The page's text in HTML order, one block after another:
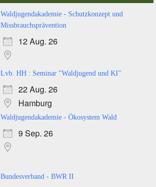
Waldjugendakademie - Schutzkonzept und
Missbrauchsprävention
12 Aug. 26
Lvb. HH : Seminar "Waldjugend und KI"
22 Aug. 26
Hamburg
Waldjugendakademie - Ökosystem Wald
9 Sep. 26
Bundesverband - BWR II